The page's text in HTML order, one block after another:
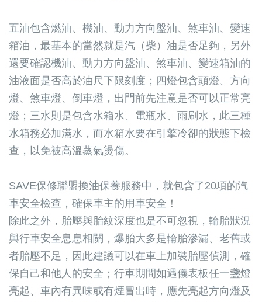
五油包含燃油、機油、動力方向盤油、煞車油、變速
箱油，最基本的當然就是汽（柴）油是否足夠，另外
還要確認機油、動力方向盤油、煞車油、變速箱油的
油液面是否高於油尺下限刻度；四燈包含頭燈、方向
燈、煞車燈、倒車燈，出門前先注意是否可以正常亮
燈；三水則是包含水箱水、電瓶水、雨刷水，此三種
水箱務必加滿水，而水箱水要在引擎冷卻的狀態下檢
查，以免被高溫蒸氣燙傷。
SAVE保修聯盟換油保養服務中，就包含了20項的汽
車安全檢查，確保車主的用車安全！
除此之外，胎壓與胎紋深度也是不可忽視，輪胎狀況
與行車安全息息相關，爆胎大多是輪胎滲漏、老舊或
者胎壓不足，因此建議可以在車上加裝胎壓偵測，確
保自己和他人的安全；行車期間如遇儀表板任一盞燈
亮起、車內有異味或有煙冒出時，應先亮起方向燈及